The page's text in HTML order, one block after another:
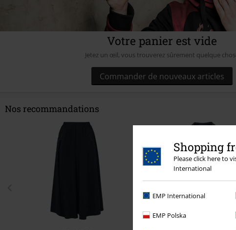
Shopping
Please click here to
International
EMP International
EMP Polska
Votre panier est vide
Jetez un œil, vous trouverez sûrement quelque
Commander de nouveaux articles
Nos recommandations